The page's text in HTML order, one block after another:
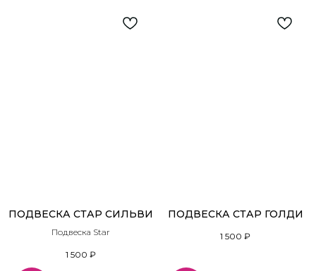
ПОДВЕСКА СТАР СИЛЬВИ
Подвеска Star
1 500 ₽
ПОДВЕСКА СТАР ГОЛДИ
1 500 ₽